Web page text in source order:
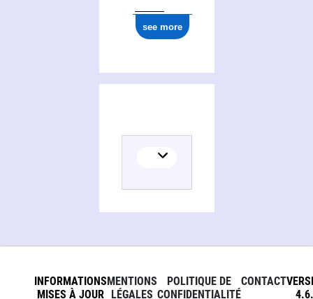
see more
INFORMATIONS
MISES À JOUR
MENTIONS
LÉGALES
POLITIQUE DE
CONFIDENTIALITÉ
CONTACT